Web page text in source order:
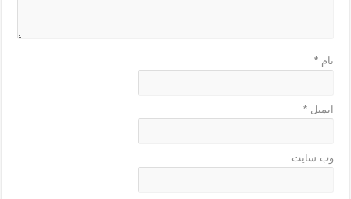
نام*
ایمیل*
وب‌ سایت